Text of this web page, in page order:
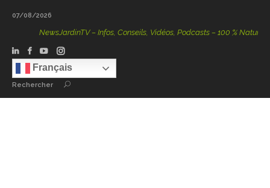
07/08/2026
NewsJardinTV – Infos, Conseils, Vidéos, Podcasts – 100 % Nature
Français
Rechercher